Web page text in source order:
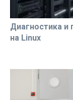
Диагностика и
на Linux